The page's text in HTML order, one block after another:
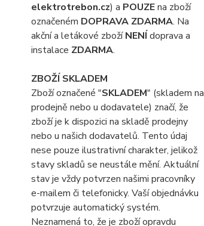
elektrotrebon.cz) a POUZEna zboží
označeném DOPRAVA ZDARMA. Na
akční a letákové zbožíNENÍ doprava a
instalace ZDARMA.
ZBOŽÍ SKLADEM
Zboží označené "SKLADEM" (skladem na
prodejně nebo u dodavatele) značí, že
zboží je k dispozici na skladě prodejny
nebo u našich dodavatelů. Tento údaj
nese pouze ilustrativní charakter, jelikož
stavy skladů se neustále mění. Aktuální
stav je vždy potvrzen našimi pracovníky
e-mailem či telefonicky. Vaší objednávku
potvrzuje automatický systém.
Neznamená to, že je zboží opravdu